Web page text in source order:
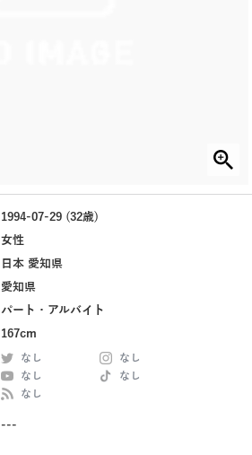
1994-07-29 (32歳)
女性
日本 愛知県
愛知県
パート・アルバイト
167cm
なし
なし
なし
なし
なし
---